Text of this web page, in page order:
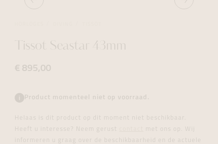
Tissot Seastar 43mm
€ 895,00
Product momenteel niet op voorraad.
Helaas is dit product op dit moment niet beschikbaar.
Heeft u interesse? Neem gerust
met ons op. Wij
informeren u graag over de beschikbaarheid en de actuele